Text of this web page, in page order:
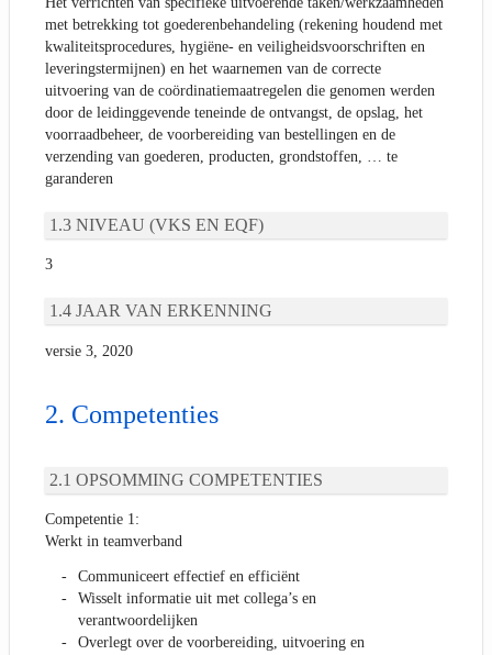
met betrekking tot goederenbehandeling (rekening houdend met
kwaliteitsprocedures, hygiëne- en veiligheidsvoorschriften en
leveringstermijnen) en het waarnemen van de correcte
uitvoering van de coördinatiemaatregelen die genomen werden
door de leidinggevende teneinde de ontvangst, de opslag, het
voorraadbeheer, de voorbereiding van bestellingen en de
verzending van goederen, producten, grondstoffen, … te
garanderen
NIVEAU (VKS EN EQF)
3
JAAR VAN ERKENNING
versie 3, 2020
Competenties
OPSOMMING COMPETENTIES
Competentie 1:
Werkt in teamverband
Communiceert effectief en efficiënt
Wisselt informatie uit met collega’s en
verantwoordelijken
Overlegt over de voorbereiding, uitvoering en